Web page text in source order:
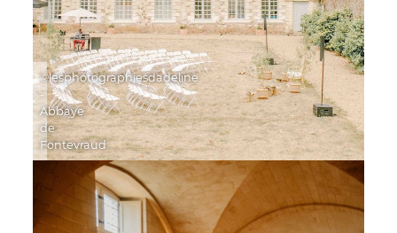
©lesphotographiesdadeline
-
Abbaye
de
Fontevraud